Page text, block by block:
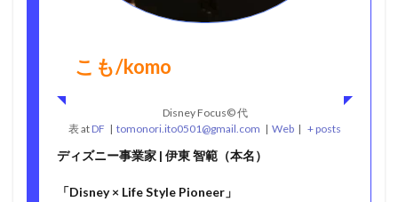
こも/komo
Disney Focus©︎ 代
表at DF | tomonori.ito0501@gmail.com | Web | + posts
ディズニー事業家 | 伊東 智範（本名）
「Disney × Life Style Pioneer」